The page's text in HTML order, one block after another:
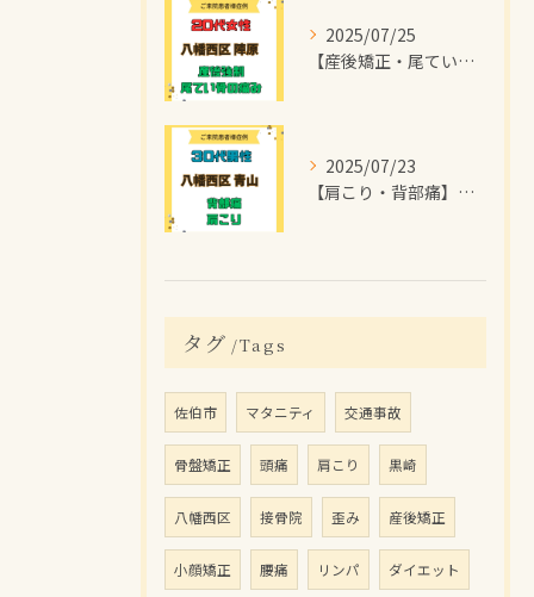
2025/07/25
【産後矯正・尾てい骨の痛み】で【八幡西区陣原】より
2025/07/23
【肩こり・背部痛】で【八幡西区青山】より
タグ Tags
佐伯市 マタニティ 交通事故
骨盤矯正 頭痛 肩こり 黒崎
八幡西区 接骨院 歪み 産後矯正
小顔矯正 腰痛 リンパ ダイエット